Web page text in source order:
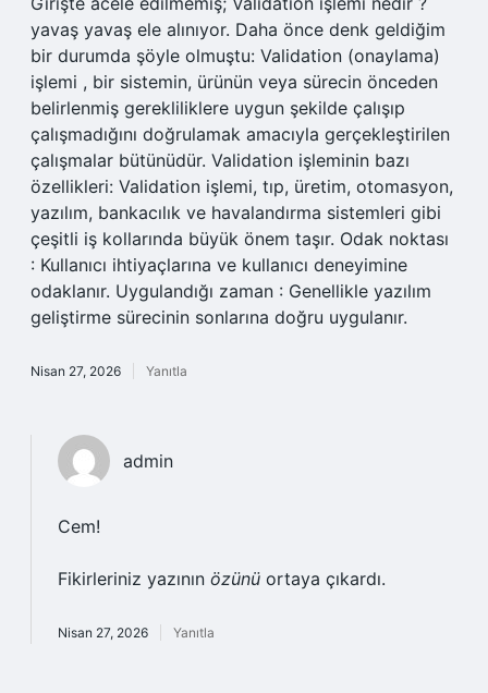
yavaş yavaş ele alınıyor. Daha önce denk geldiğim
bir durumda şöyle olmuştu: Validation (onaylama)
işlemi , bir sistemin, ürünün veya sürecin önceden
belirlenmiş gerekliliklere uygun şekilde çalışıp
çalışmadığını doğrulamak amacıyla gerçekleştirilen
çalışmalar bütünüdür. Validation işleminin bazı
özellikleri: Validation işlemi, tıp, üretim, otomasyon,
yazılım, bankacılık ve havalandırma sistemleri gibi
çeşitli iş kollarında büyük önem taşır. Odak noktası
: Kullanıcı ihtiyaçlarına ve kullanıcı deneyimine
odaklanır. Uygulandığı zaman : Genellikle yazılım
geliştirme sürecinin sonlarına doğru uygulanır.
Nisan 27, 2026 Yanıtla
admin
Cem!
Fikirleriniz yazının özünü ortaya çıkardı.
Nisan 27, 2026 Yanıtla